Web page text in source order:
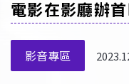
電影在影廳辦
影音專區